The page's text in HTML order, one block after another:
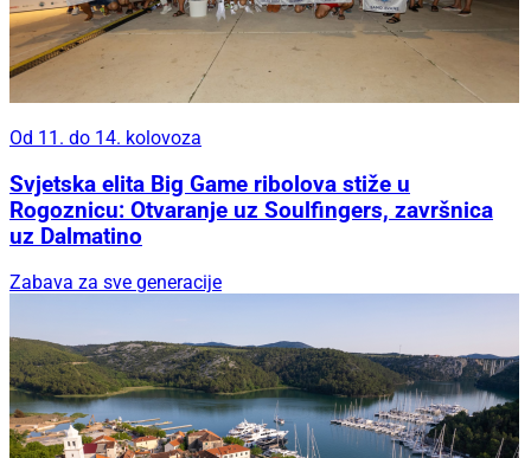
Od 11. do 14. kolovoza
Svjetska elita Big Game ribolova stiže u
Rogoznicu: Otvaranje uz Soulfingers, završnica
uz Dalmatino
Zabava za sve generacije